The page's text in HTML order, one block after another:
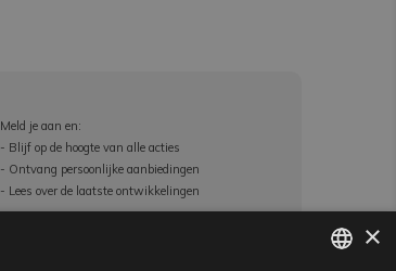
Meld je aan en:
- Blijf op de hoogte van alle acties
- Ontvang persoonlijke aanbiedingen
- Lees over de laatste ontwikkelingen
×